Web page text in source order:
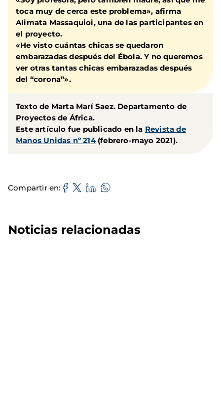
toca muy de cerca este problema», afirma
Alimata Massaquioi, una de las participantes en
el proyecto.
«He visto cuántas chicas se quedaron
embarazadas después del Ébola. Y no queremos
ver otras tantas chicas embarazadas después
del “corona”».
Texto de Marta Marí Saez. Departamento de
Proyectos de África.
Este artículo fue publicado en la Revista de
Manos Unidas nº 214(febrero-mayo 2021).
Compartir en
Noticias relacionadas